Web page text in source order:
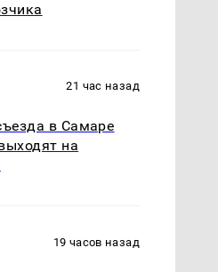
криптомиллионера
21 час назад
в Самаре
на
19 часов назад